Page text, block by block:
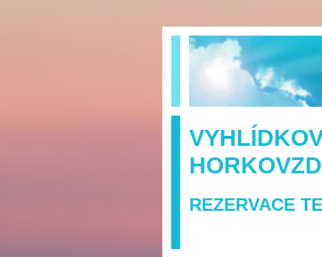
REZERVACE